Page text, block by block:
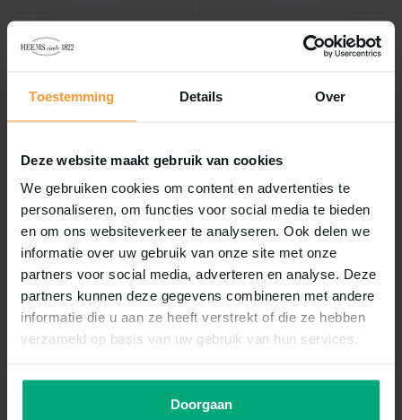
Toestemming Details Over
Deze website maakt gebruik van cookies
We gebruiken cookies om content en advertenties te
personaliseren, om functies voor social media te bieden
en om ons websiteverkeer te analyseren. Ook delen we
informatie over uw gebruik van onze site met onze
partners voor social media, adverteren en analyse. Deze
partners kunnen deze gegevens combineren met andere
informatie die u aan ze heeft verstrekt of die ze hebben
verzameld op basis van uw gebruik van hun services.
Doorgaan
Roofvis Witvis
Mis nooit meer korting!